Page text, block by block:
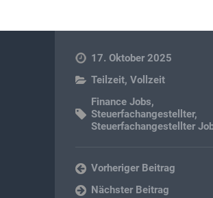
17. Oktober 2025
Teilzeit,Vollzeit
Finance Jobs,
Steuerfachangestellter,
Steuerfachangestellter
Vorheriger Beitrag
Nächster Beitrag